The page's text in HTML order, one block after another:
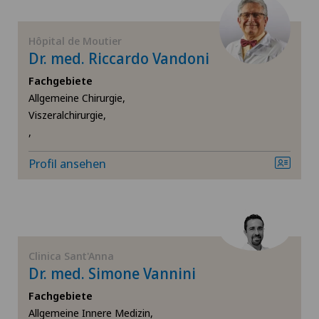
Endokrinologie
Endometriose
Erektile Dysfunktion
Erkrankungen der Nebenschilddrüse
Frozen Shoulder
Lugano
Lugano Centro
Medicentre Courroux
Medicentre Tavannes
Hôpital de Moutier
Dr. med. Riccardo Vandoni
Fachgebiete
Allgemeine Chirurgie,
Viszeralchirurgie,
,
Profil ansehen
Clinica Sant'Anna
Dr. med. Simone Vannini
Fachgebiete
Allgemeine Innere Medizin,